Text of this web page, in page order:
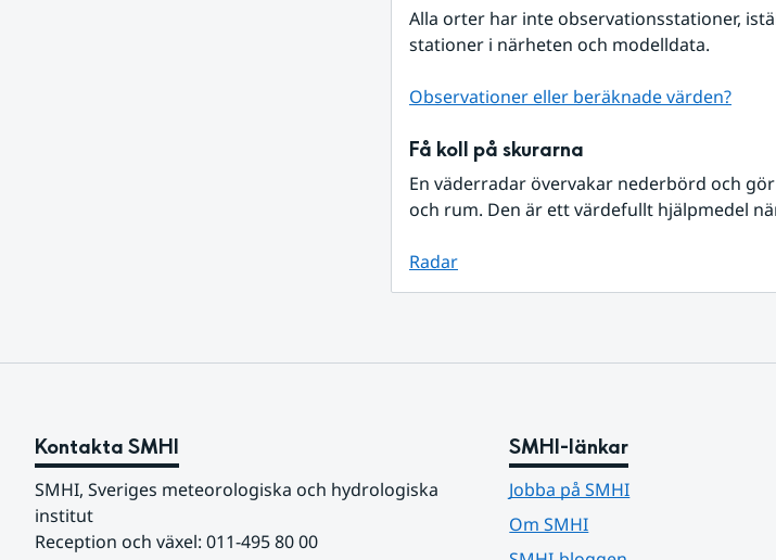
Alla orter har inte observationsstationer,
stationer i närheten och modelldata.
Observationer eller beräknade värden?
Få koll på skurarna
En väderradar övervakar nederbörd och
och rum. Den är ett värdefullt hjälpmedel
Radar
Kontakta SMHI
SMHI, Sveriges meteorologiska och hydrologiska
institut
Reception och växel: 011-495 80 00
SMHI-länkar
Jobba på SMHI
Om SMHI